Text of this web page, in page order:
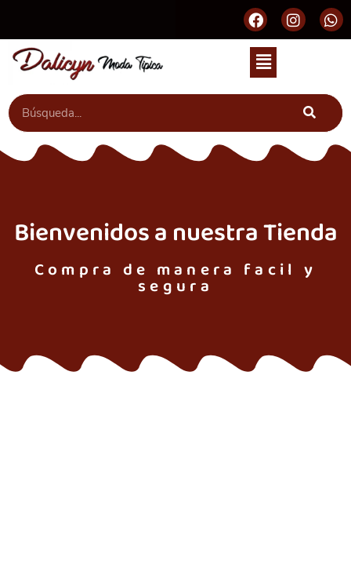
Bienvenidos a nuestra Tienda
Compra de manera facil y
segura